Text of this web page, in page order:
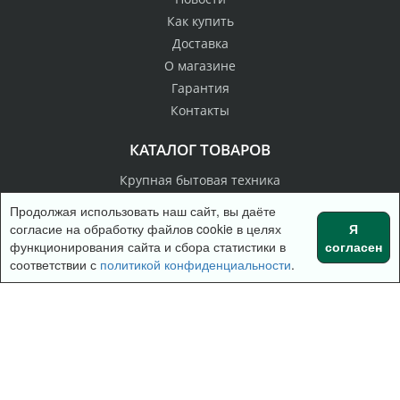
Как купить
Доставка
О магазине
Гарантия
Контакты
КАТАЛОГ ТОВАРОВ
Крупная бытовая техника
Техника для кухни
Прочая техника
Войти Регистрация
Корзина 0 позицийна сумму0 руб.
Продолжая использовать наш сайт, вы даёте
согласие на обработку файлов cookie в целях
функционирования сайта и сбора статистики в
соответствии с политикой конфиденциальности.
Я
согласен